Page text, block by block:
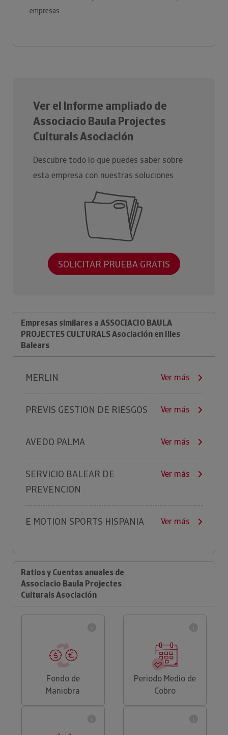
empresas.
Ver el Informe ampliado de
Associacio Baula Projectes
Culturals Asociación
Descubre todo lo que puedes saber sobre
esta empresa con nuestras soluciones
SOLICITAR PRUEBA GRATIS
Empresas similares a ASSOCIACIO BAULA
PROJECTES CULTURALS Asociación en Illes
Balears
MERLIN Ver más
PREVIS GESTION DE RIESGOS Ver más
AVEDO PALMA Ver más
SERVICIO BALEAR DE
PREVENCION
Ver más
E MOTION SPORTS HISPANIA Ver más
Ratios y Cuentas anuales de
Associacio Baula Projectes
Culturals Asociación
Fondo de
Maniobra
Periodo Medio de
Cobro